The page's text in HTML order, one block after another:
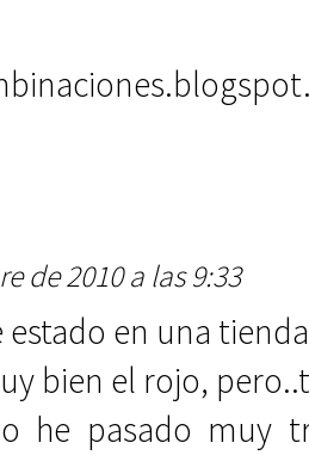
de 2010 a las 9:33
estado en una
bien el rojo,
he pasado muy